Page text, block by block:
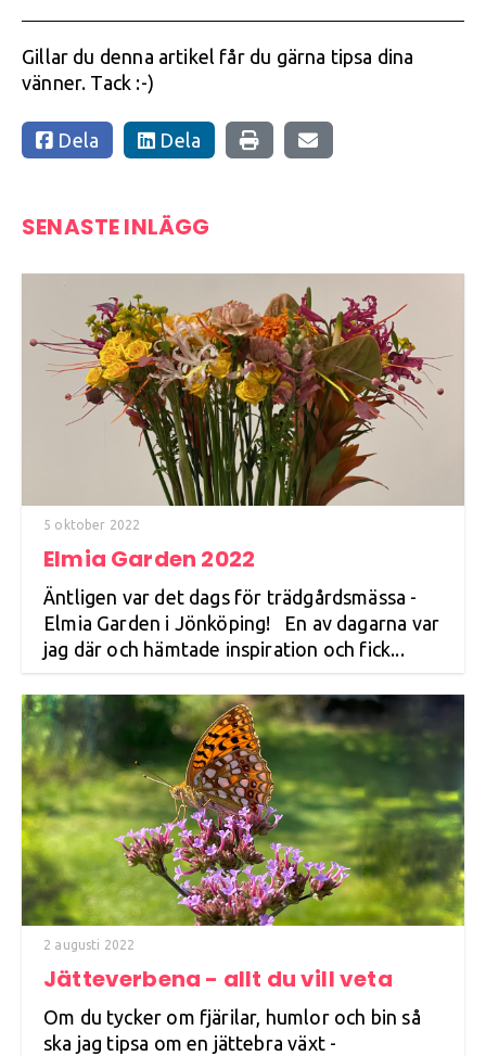
Gillar du denna artikel får du gärna tipsa dina
vänner. Tack :-)
Dela Dela
SENASTE INLÄGG
5 oktober 2022
Elmia Garden 2022
Äntligen var det dags för trädgårdsmässa -
Elmia Garden i Jönköping! En av dagarna var
jag där och hämtade inspiration och fick...
2 augusti 2022
Jätteverbena - allt du vill veta
Om du tycker om fjärilar, humlor och bin så
ska jag tipsa om en jättebra växt -